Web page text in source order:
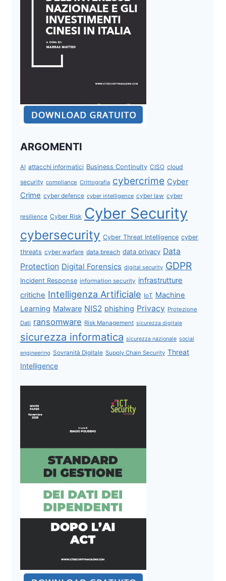
ARGOMENTI
AI attacchi informatici Business Continuity CISO cloud
security compliance Crittografia cybercrime Cyber
Crime cyber defence cyber intelligence cyber law cyber
resilience Cyber Risk Cyber Security
cybersecurity Cyber Threat Intelligence cyber
threats cyber warfare data breach data privacy Data
Protection Digital Forensics digital security GDPR
Incident Response information security infrastrutture
critiche Intelligenza Artificiale IoT Machine
Learning Malware NIS2 phishing Privacy Protezione
Dati ransomware Risk Management sicurezza digitale
sicurezza informatica sicurezza nazionale social
engineering Sovranità Digitale Supply Chain Security Threat
Intelligence